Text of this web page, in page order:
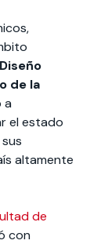
de la
a
el estado
altamente
de
con